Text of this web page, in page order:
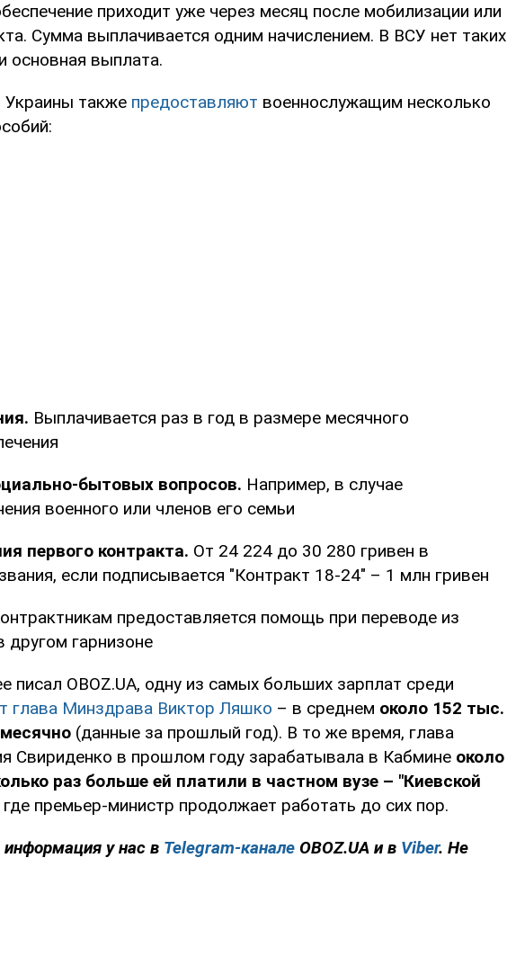
приходит уже через месяц после мобилизации или
Сумма выплачивается одним начислением. В ВСУ нет таких
основная выплата.
также предоставляют военнослужащим несколько
Выплачивается раз в год в размере месячного
бытовых вопросов. Например, в случае
военного или членов его семьи
первого контракта. От 24 224 до 30 280 гривен в
если подписывается "Контракт 18-24" – 1 млн гривен
предоставляется помощь при переводе из
другом гарнизоне
писал OBOZ.UA, одну из самых больших зарплат среди
глава Минздрава Виктор Ляшко – в среднем около 152 тыс.
(данные за прошлый год). В то же время, глава
Свириденко в прошлом году зарабатывала в Кабмине около
раз больше ей платили в частном вузе – "Киевской
где премьер-министр продолжает работать до сих пор.
информация у нас в Telegram-канале OBOZ.UA и в Viber. Не